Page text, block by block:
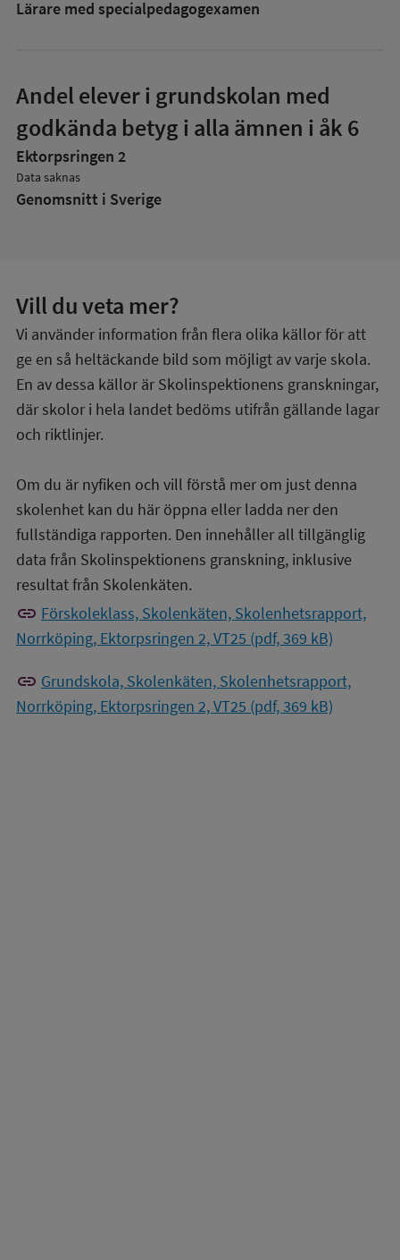
Lärare med specialpedagog­examen
Andel elever i grundskolan med
godkända betyg i alla ämnen i åk 6
Ektorpsringen 2
Data saknas
Genomsnitt i Sverige
Vill du veta mer?
Vi använder information från flera olika källor för att
ge en så heltäckande bild som möjligt av varje skola.
En av dessa källor är Skolinspektionens granskningar,
där skolor i hela landet bedöms utifrån gällande lagar
och riktlinjer.
Om du är nyfiken och vill förstå mer om just denna
skolenhet kan du här öppna eller ladda ner den
fullständiga rapporten. Den innehåller all tillgänglig
data från Skolinspektionens granskning, inklusive
resultat från Skolenkäten.
link Förskoleklass, Skolenkäten, Skolenhetsrapport,
Norrköping, Ektorpsringen 2, VT25 (pdf, 369 kB)
link Grundskola, Skolenkäten, Skolenhetsrapport,
Norrköping, Ektorpsringen 2, VT25 (pdf, 369 kB)